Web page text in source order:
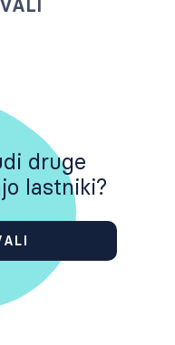
druge
lastniki?